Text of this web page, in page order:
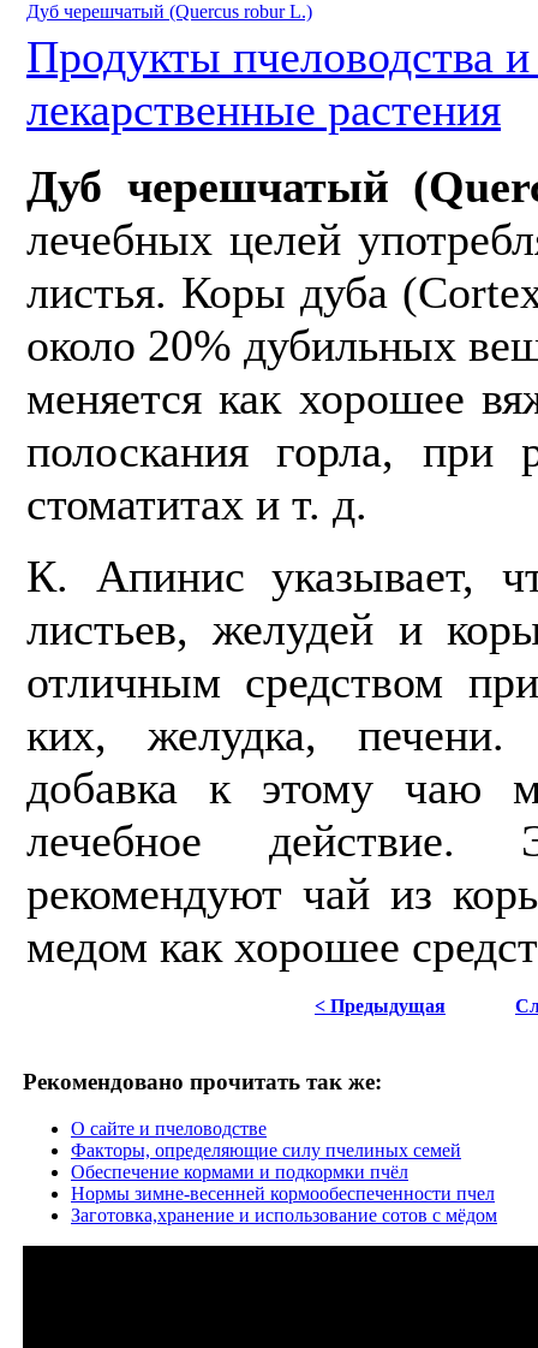
Дуб черешчатый (Quercus robur L.)
Продукты пчеловодства
лекарственные растения
Дуб черешчатый
лечебных целей
листья. Коры дуба
около 20% дубильных
меняется как хорошее
полоскания горла, при
стоматитах и т. д.
К. Апинис указывает,
листьев, желудей и
отличным средством
ких, желудка,
добавка к этому чаю
лечебное
рекомендуют чай из
медом как хорошее
< Предыдущая
Рекомендовано прочитать так же:
О сайте и пчеловодстве
Факторы, определяющие силу пчелиных семей
Обеспечение кормами и подкормки пчёл
Нормы зимне-весенней кормообеспеченности пчел
Заготовка,хранение и использование сотов с мёдом